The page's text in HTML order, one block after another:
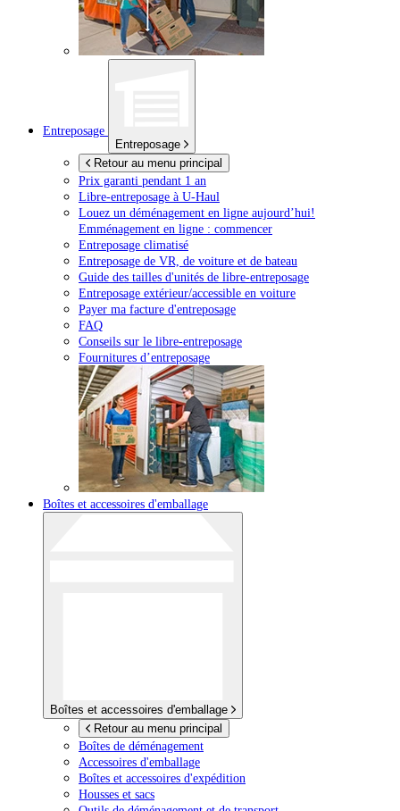
Entreposage
Entreposage
Retour au menu principal
Prix garanti pendant 1 an
Libre-entreposage à U-Haul
Louez un déménagement en ligne aujourd’hui!
Emménagement en ligne : commencer
Entreposage climatisé
Entreposage de VR, de voiture et de bateau
Guide des tailles d'unités de libre-entreposage
Entreposage extérieur/accessible en voiture
Payer ma facture d'entreposage
FAQ
Conseils sur le libre-entreposage
Fournitures d’entreposage
Boîtes et accessoires d'emballage
Boîtes et accessoires d'emballage
Retour au menu principal
Boîtes de déménagement
Accessoires d'emballage
Boîtes et accessoires d'expédition
Housses et sacs